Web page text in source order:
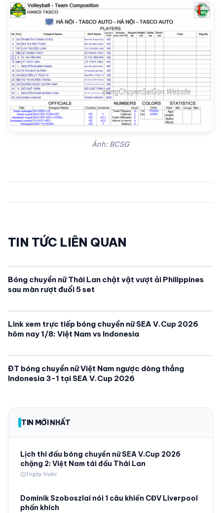
Ảnh: BCSG
TIN TỨC LIÊN QUAN
Bóng chuyền nữ Thái Lan chật vật vượt ải Philippines
sau màn rượt đuổi 5 set
Link xem trực tiếp bóng chuyền nữ SEA V.Cup 2026
hôm nay 1/8: Việt Nam vs Indonesia
ĐT bóng chuyền nữ Việt Nam ngược dòng thắng
Indonesia 3-1 tại SEA V.Cup 2026
TIN MỚI NHẤT
Lịch thi đấu bóng chuyền nữ SEA V.Cup 2026
chặng 2: Việt Nam tái đấu Thái Lan
schedule1 ngày trước
Dominik Szoboszlai nói 1 câu khiến CĐV Liverpool
phấn khích